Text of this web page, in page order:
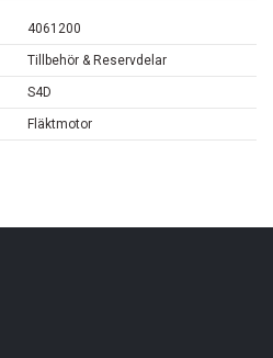
4061200
Tillbehör & Reservdelar
S4D
Fläktmotor